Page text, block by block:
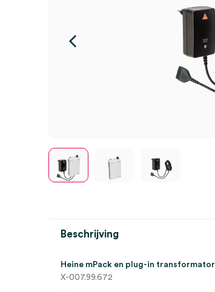
Beschrijving
Heine mPack en plug-in transformator
X-007.99.672